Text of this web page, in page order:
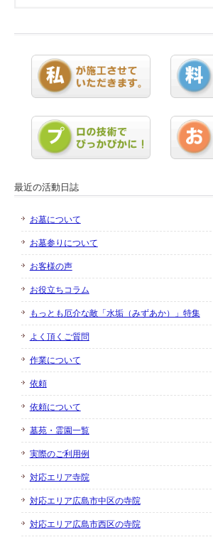
最近の活動日誌
お墓について
お墓参りについて
お客様の声
お役立ちコラム
もっとも厄介な敵「水垢（みずあか）」特集
よく頂くご質問
作業について
依頼
依頼について
墓苑・霊園一覧
実際のご利用例
対応エリア寺院
対応エリア広島市中区の寺院
対応エリア広島市西区の寺院